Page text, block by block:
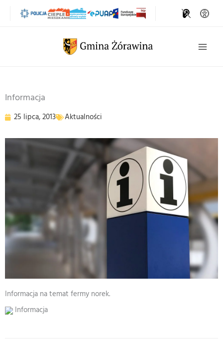
Informacja
25 lipca, 2013 Aktualności
Informacja na temat fermy norek.
Informacja